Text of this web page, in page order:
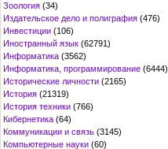
Зоология (34)
Издательское дело и полиграфия (476)
Инвестиции (106)
Иностранный язык (62791)
Информатика (3562)
Информатика, программирование (6444)
Исторические личности (2165)
История (21319)
История техники (766)
Кибернетика (64)
Коммуникации и связь (3145)
Компьютерные науки (60)